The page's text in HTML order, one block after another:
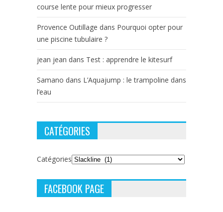
course lente pour mieux progresser
Provence Outillage dans Pourquoi opter pour
une piscine tubulaire ?
jean jean dans Test : apprendre le kitesurf
Samano dans L’Aquajump : le trampoline dans
l’eau
CATÉGORIES
Catégories
FACEBOOK PAGE